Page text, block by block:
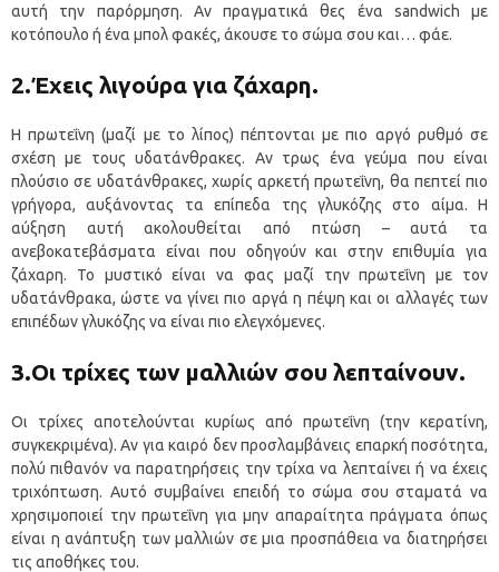
αυτή την παρόρμηση. Αν πραγματικά θες ένα sandwich με
κοτόπουλο ή ένα μπολ φακές, άκουσε το σώμα σου και… φάε.
2.Έχεις λιγούρα για ζάχαρη.
Η πρωτεΐνη (μαζί με το λίπος) πέπτονται με πιο αργό ρυθμό σε
σχέση με τους υδατάνθρακες. Αν τρως ένα γεύμα που είναι
πλούσιο σε υδατάνθρακες, χωρίς αρκετή πρωτεΐνη, θα πεπτεί πιο
γρήγορα, αυξάνοντας τα επίπεδα της γλυκόζης στο αίμα. Η
αύξηση αυτή ακολουθείται από πτώση – αυτά τα
ανεβοκατεβάσματα είναι που οδηγούν και στην επιθυμία για
ζάχαρη. Το μυστικό είναι να φας μαζί την πρωτεΐνη με τον
υδατάνθρακα, ώστε να γίνει πιο αργά η πέψη και οι αλλαγές των
επιπέδων γλυκόζης να είναι πιο ελεγχόμενες.
3.Οι τρίχες των μαλλιών σου λεπταίνουν.
Οι τρίχες αποτελούνται κυρίως από πρωτεΐνη (την κερατίνη,
συγκεκριμένα). Αν για καιρό δεν προσλαμβάνεις επαρκή ποσότητα,
πολύ πιθανόν να παρατηρήσεις την τρίχα να λεπταίνει ή να έχεις
τριχόπτωση. Αυτό συμβαίνει επειδή το σώμα σου σταματά να
χρησιμοποιεί την πρωτεΐνη για μην απαραίτητα πράγματα όπως
είναι η ανάπτυξη των μαλλιών σε μια προσπάθεια να διατηρήσει
τις αποθήκες του.